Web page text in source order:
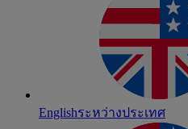
Englishระหว่างประเทศ